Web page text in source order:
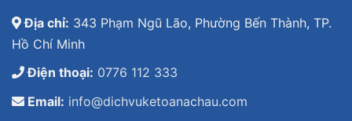
Địa chỉ: 343 Phạm Ngũ Lão, Phường Bến Thành, TP.
Hồ Chí Minh
Điện thoại: 0776 112 333
Email: info@dichvuketoanachau.com